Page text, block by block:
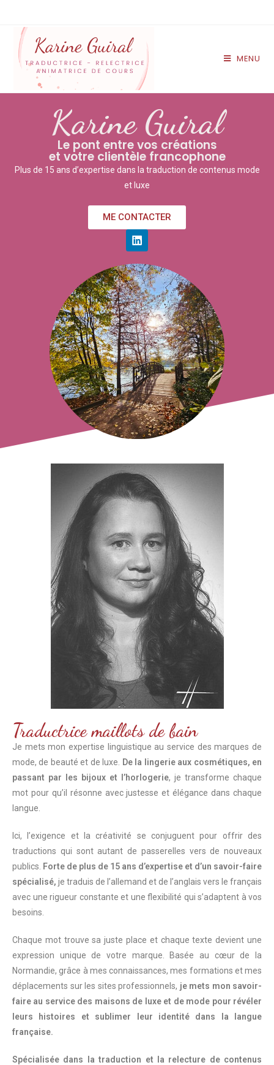
MENU
Karine Guiral
Le pont entre vos créations
et votre clientèle francophone
Plus de 15 ans d’expertise dans la traduction de contenus mode
et luxe
ME CONTACTER
Traductrice maillots de bain
Je mets mon expertise linguistique au service des marques de
mode, de beauté et de luxe. De la lingerie aux cosmétiques, en
passant par les bijoux et l’horlogerie, je transforme chaque
mot pour qu’il résonne avec justesse et élégance dans chaque
langue.
Ici, l’exigence et la créativité se conjuguent pour offrir des
traductions qui sont autant de passerelles vers de nouveaux
publics. Forte de plus de 15 ans d’expertise et d’un savoir-faire
spécialisé, je traduis de l’allemand et de l’anglais vers le français
avec une rigueur constante et une flexibilité qui s’adaptent à vos
besoins.
Chaque mot trouve sa juste place et chaque texte devient une
expression unique de votre marque. Basée au cœur de la
Normandie, grâce à mes connaissances, mes formations et mes
déplacements sur les sites professionnels, je mets mon savoir-
faire au service des maisons de luxe et de mode pour révéler
leurs histoires et sublimer leur identité dans la langue
française.
Spécialisée dans la traduction et la relecture de contenus